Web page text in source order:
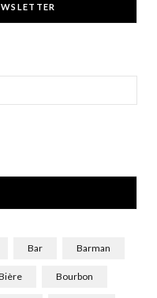
t
Bar Barman
Bourbon